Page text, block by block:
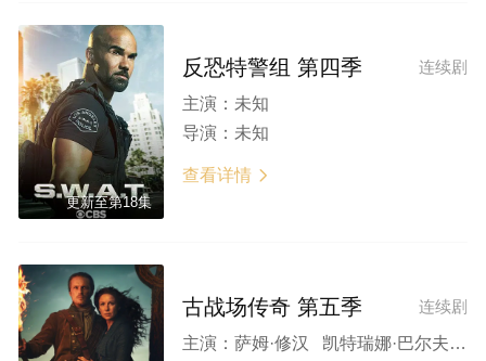
更新至第18集
连续剧
反恐特警组 第四季
主演： 未知
导演： 未知
查看详情 
连续剧
古战场传奇 第五季
主演： 萨姆·修汉 凯特瑞娜·巴尔夫 索菲亚·斯凯尔顿 理查德·兰金 Samuel Collings